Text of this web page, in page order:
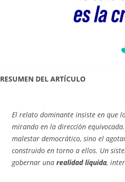
RESUMEN DEL ARTÍCULO
El relato dominante insiste en que
mirando en la dirección
malestar democrático, sino el
construido en torno a ellos. Un
gobernar una realidad líquida,